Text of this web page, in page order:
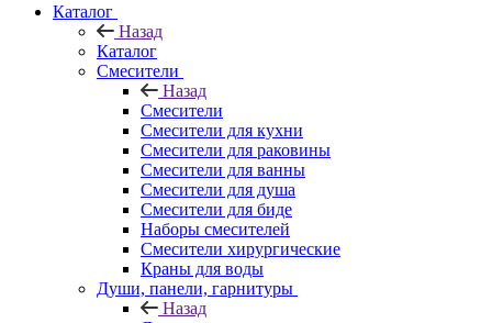
Каталог
Назад
Каталог
Смесители
Назад
Смесители
Смесители для кухни
Смесители для раковины
Смесители для ванны
Смесители для душа
Смесители для биде
Наборы смесителей
Смесители хирургические
Краны для воды
Души, панели, гарнитуры
Назад